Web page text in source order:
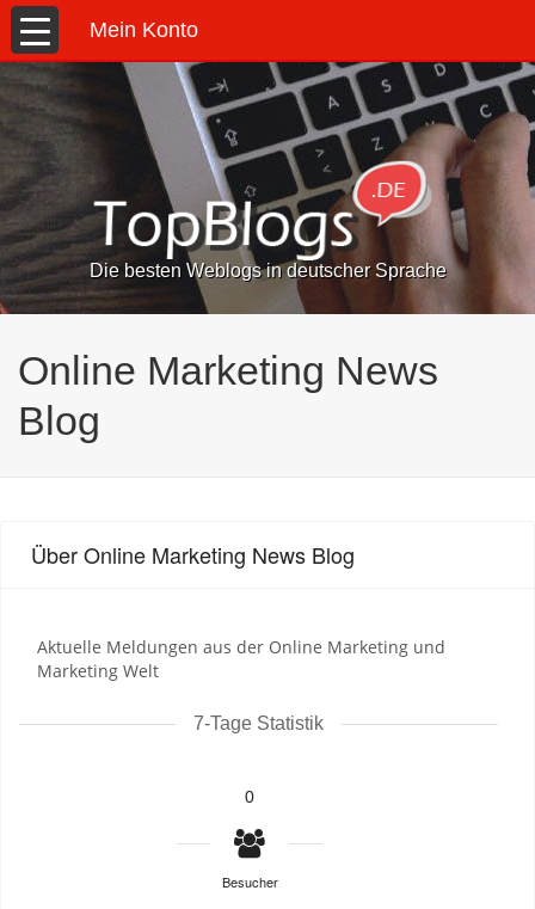
Mein Konto
Die besten Weblogs in deutscher Sprache
Online Marketing News
Blog
Über Online Marketing News Blog
Aktuelle Meldungen aus der Online Marketing und
Marketing Welt
7-Tage Statistik
0
Besucher